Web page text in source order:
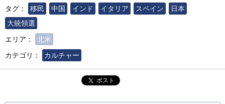
タグ： 移民 中国 インド イタリア スペイン
日本
大統領選
エリア：
北米
カテゴリ：
カルチャー
ポスト